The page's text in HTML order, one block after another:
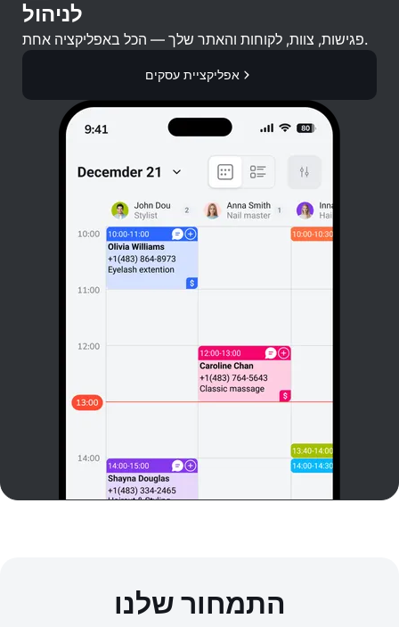
לניהול
פגישות, צוות, לקוחות והאתר שלך — הכל באפליקציה אחת.
אפליקציית עסקים
התמחור שלנו